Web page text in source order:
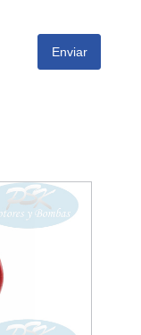
Enviar